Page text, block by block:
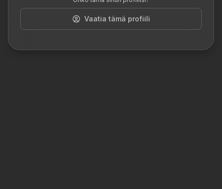
Vaatia tämä profiili